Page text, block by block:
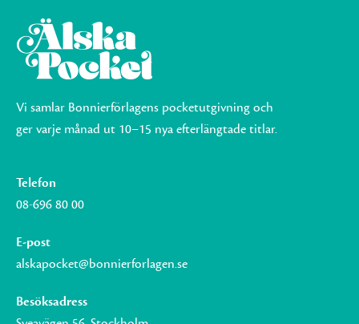
Vi samlar Bonnierförlagens pocketutgivning och
ger varje månad ut 10–15 nya efterlängtade titlar.
Telefon
08-696 80 00
E-post
alskapocket@bonnierforlagen.se
Besöksadress